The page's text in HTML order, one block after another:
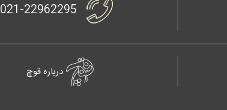
021-22962295
درباره قوچ